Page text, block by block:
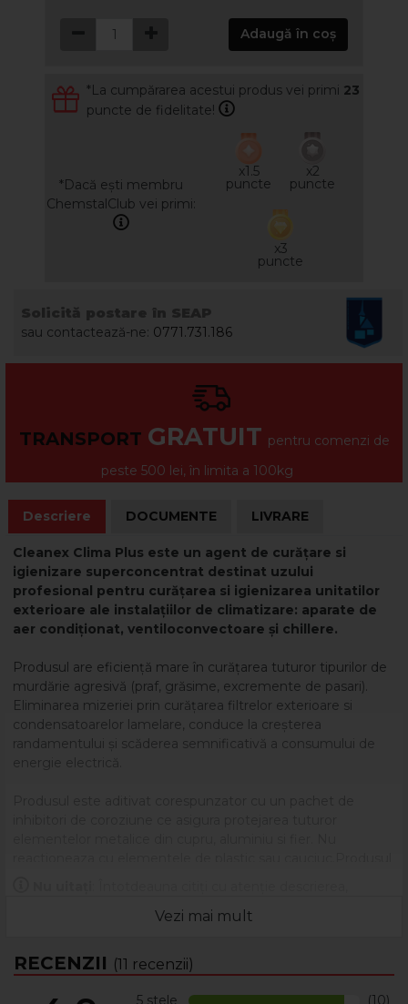
Adaugă în coș
*La cumpărarea acestui produs vei primi 23
puncte de fidelitate!
*Dacă ești membru
ChemstalClub vei primi:
x1.5
puncte
x2
puncte
x3
puncte
sau contactează-ne: 0771.731.186
TRANSPORT GRATUIT pentru comenzi de
peste 500 lei, în limita a 100kg
Descriere DOCUMENTE LIVRARE
Cleanex Clima Plus este un agent de curățare si
igienizare superconcentrat destinat uzului
profesional pentru curățarea si igienizarea unitatilor
exterioare ale instalațiilor de climatizare: aparate de
aer condiționat, ventiloconvectoare și chillere.
Produsul are eficiență mare în curățarea tuturor tipurilor de
murdărie agresivă (praf, grăsime, excremente de pasari).
Eliminarea mizeriei prin curățarea filtrelor exterioare si
condensatoarelor lamelare, conduce la creșterea
randamentului și scăderea semnificativă a consumului de
energie electrică.
curatari normale sau pana la maxim 10% pentru
curatari grele (solutie%/apa%).
Solutia se aplica prin pulverizare pe elementele ce necesita
Vezi mai mult
eticheta și ambalajul produsului înainte de a-l utiliza!
RECENZII (11 recenzii)